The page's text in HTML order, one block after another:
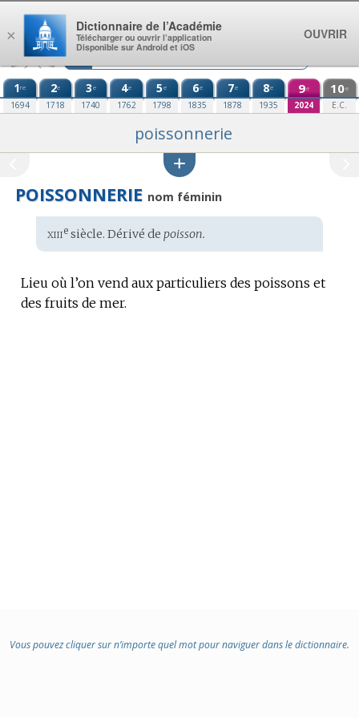
Aller au contenu
1re
1694
2e
1718
3e
1740
4e
1762
5e
1798
6e
1835
7e
1878
8e
1935
9e
2024
10e
E.C.
poissonnerie
POISSONNERIE nom féminin
Étymologie
:
xiiiesiècle. Dérivé de poisson.
Lieu où l’on vend aux particuliers des poissons et
des fruits de mer.
Vous pouvez cliquer sur n’importe quel mot pour naviguer dans le dictionnaire.
×
Dictionnaire de l’Académie
Télécharger ou ouvrir l’application
Disponible sur Android et iOS
OUVRIR